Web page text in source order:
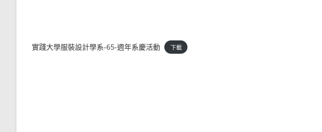
實踐大學服裝設計學系-65-週年系慶活動 下載